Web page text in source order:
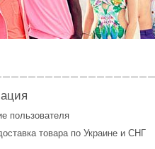
пользователя
товара по Украине и СНГ